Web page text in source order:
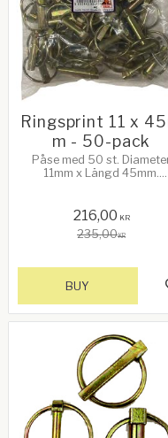
Ringsprint 11 x
m - 50-pack
Påse med 50 st.
11mm x Längd 45mm.
216,00 KR
235,00KR
BUY